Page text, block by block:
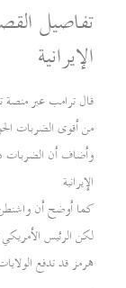
تفاصيل
الإيرانية
قال ترامب عبر منصة
من أقوى الضربات
وأضاف أن الضربات
الإيرانية
كما أوضح أن واشنطن
لكن الرئيس
هرمز قد تدفع